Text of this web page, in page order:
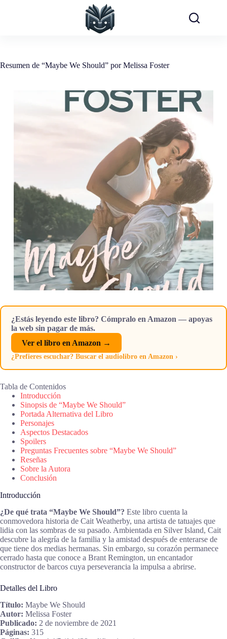
Resumen de “Maybe We Should” por Melissa Foster
¿Estás leyendo este libro? Cómpralo en Amazon — apoyas
la web sin pagar de más.
Ver el libro en Amazon →
¿Prefieres escuchar? Buscar el audiolibro en Amazon ›
Tabla de Contenidos
Introducción
Sinopsis de “Maybe We Should”
Portada Alternativa del Libro
Personajes
Aspectos Destacados
Spoilers
Preguntas Frecuentes sobre “Maybe We Should”
Reseñas
Sobre la Autora
Conclusión
Introducción
¿De qué trata “Maybe We Should”? Este libro cuenta la
conmovedora historia de Cait Weatherby, una artista de tatuajes que
lidia con las sombras de su pasado. Ambientada en Silver Island, Cait
descubre la alegría de la familia y la amistad después de enterarse de
que tiene dos medias hermanas. Sin embargo, su corazón permanece
cerrado hasta que conoce a Brant Remington, un encantador
constructor de barcos cuya perseverancia la impulsa a abrirse.
Detalles del Libro
Título: Maybe We Should
Autor: Melissa Foster
Publicado: 2 de noviembre de 2021
Páginas: 315